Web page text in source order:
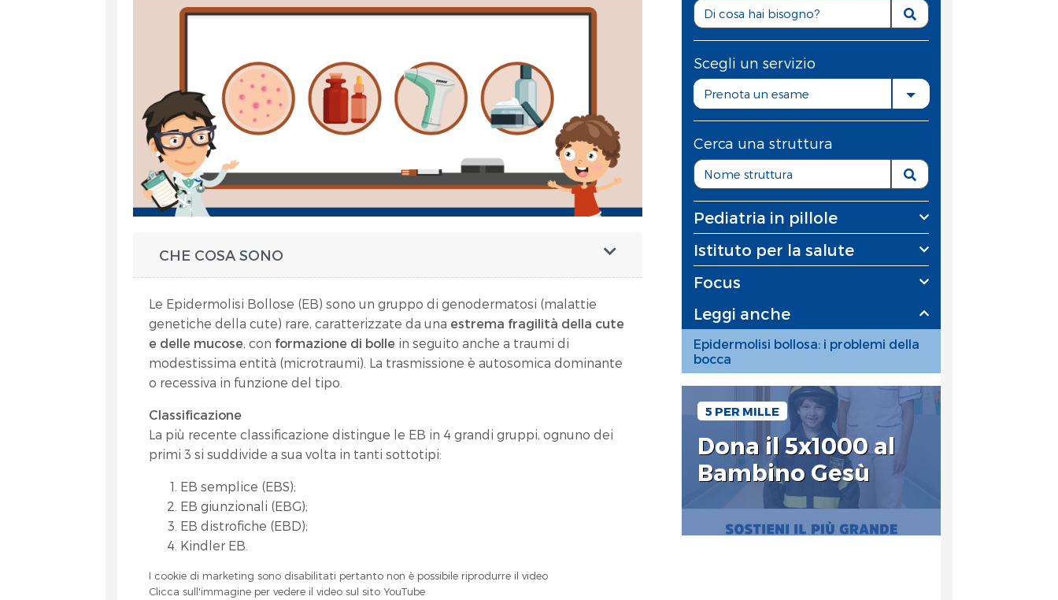
CHE COSA SONO
Le Epidermolisi Bollose (EB) sono un gruppo di genodermatosi (malattie
genetiche della cute) rare, caratterizzate da una estrema fragilità della cute
e delle mucose, con formazione di bolle in seguito anche a traumi di
modestissima entità (microtraumi). La trasmissione è autosomica dominante
o recessiva in funzione del tipo.
Classificazione
La più recente classificazione distingue le EB in 4 grandi gruppi, ognuno dei
primi 3 si suddivide a sua volta in tanti sottotipi:
EB semplice (EBS);
EB giunzionali (EBG);
EB distrofiche (EBD);
Kindler EB.
I cookie di marketing sono disabilitati pertanto non è possibile riprodurre il video
Clicca sull'immagine per vedere il video sul sito YouTube
Scegli un servizio
Prenota un esame
Cerca una struttura
Pediatria in pillole
Istituto per la salute
Focus
Leggi anche
Epidermolisi bollosa: i problemi della
bocca
5 PER MILLE
Dona il 5x1000 al
Bambino Gesù